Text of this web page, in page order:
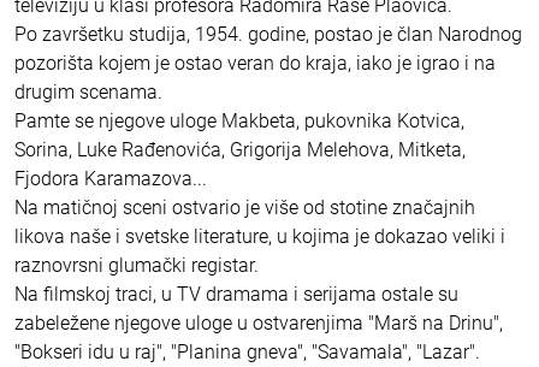
televiziju u klasi profesora Radomira Raše Plaovića.
Po završetku studija, 1954. godine, postao je član Narodnog
pozorišta kojem je ostao veran do kraja, iako je igrao i na
drugim scenama.
Pamte se njegove uloge Makbeta, pukovnika Kotvica,
Sorina, Luke Rađenovića, Grigorija Melehova, Mitketa,
Fjodora Karamazova...
Na matičnoj sceni ostvario je više od stotine značajnih
likova naše i svetske literature, u kojima je dokazao veliki i
raznovrsni glumački registar.
Na filmskoj traci, u TV dramama i serijama ostale su
zabeležene njegove uloge u ostvarenjima "Marš na Drinu",
"Bokseri idu u raj", "Planina gneva", "Savamala", "Lazar".